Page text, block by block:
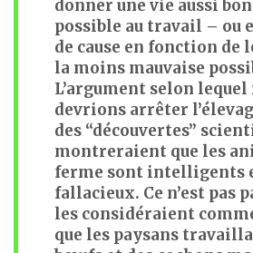
donner une vie aussi
possible au travail – ou
de cause en fonction de
la moins mauvaise
L’argument selon lequel
devrions arrêter
des “découvertes”
montreraient que les
ferme sont intelligents
fallacieux. Ce n’est pas
les considéraient
que les paysans